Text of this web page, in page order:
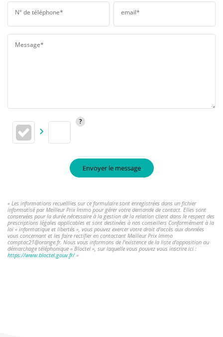
N° de téléphone* email*
Message*
Envoyer le message
« Les informations recueillies sur ce formulaire sont enregistrées dans un fichier
informatisé par Meilleur Prix Immo pour gérer votre demande de contact. Elles sont
conservées pour la durée nécessaire à la gestion de la relation client dans le respect des
prescriptions légales applicables et sont destinées à nos conseillers Conformément à la
loi « informatique et libertés », vous pouvez exercer votre droit d'accès aux données
vous concernant et les faire rectifier en contactant Meilleur Prix Immo
comptac21@orange.fr. Nous vous informons de l'existence de la liste d'opposition au
démarchage téléphonique « Bloctel », sur laquelle vous pouvez vous inscrire ici :
https://www.bloctel.gouv.fr/»